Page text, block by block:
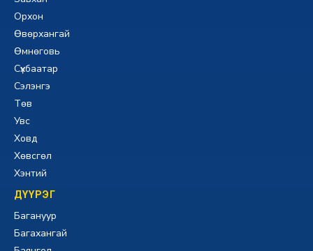
Орхон
Өвөрхангай
Өмнөговь
Сүхбаатар
Сэлэнгэ
Төв
Увс
Ховд
Хөвсгөл
Хэнтий
ДҮҮРЭГ
Багануур
Багахангай